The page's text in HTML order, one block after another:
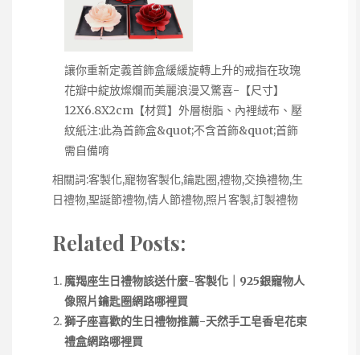
讓你重新定義首飾盒緩緩旋轉上升的戒指在玫瑰
花瓣中綻放燦爛而美麗浪漫又驚喜-【尺寸】
12X6.8X2cm【材質】外層樹脂、內裡絨布、壓
紋紙注:此為首飾盒&quot;不含首飾&quot;首飾
需自備唷
相關詞:客製化,寵物客製化,鑰匙圈,禮物,交換禮物,生
日禮物,聖誕節禮物,情人節禮物,照片客製,訂製禮物
Related Posts:
魔羯座生日禮物該送什麼-客製化｜925銀寵物人
像照片鑰匙圈網路哪裡買
獅子座喜歡的生日禮物推薦-天然手工皂香皂花束
禮盒網路哪裡買